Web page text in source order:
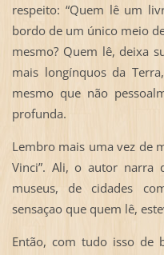
respeito: “Quem lê um
bordo de um único meio
mesmo? Quem lê, deixa
mais longínquos da
mesmo que não
profunda.
Lembro mais uma vez de
Vinci”. Ali, o autor narra
museus, de cidades
sensaçao que quem lê,
Então, com tudo isso de